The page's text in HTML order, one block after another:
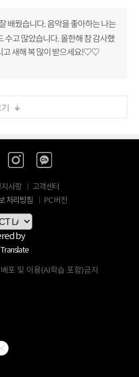
배웠습니다. 음악을 좋아하는 나는
수고 많았습니다. 올한해 참 감사했
고 새해 복 많이 받으세요!♡♡
사항
고객센터
처리방침 PC 버전
by
Translate
포 및 이용(AI학습 포함)금지